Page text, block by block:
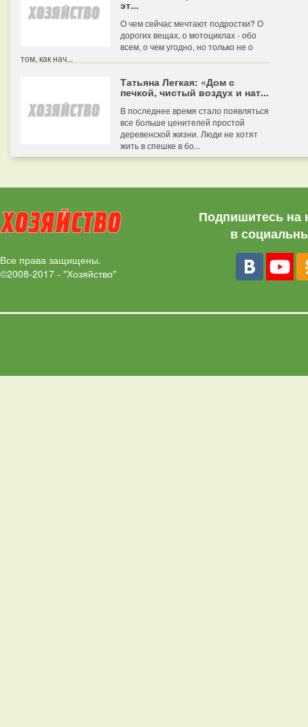
эт...
О чем сейчас мечтают подростки? О
дорогих вещах, о мотоциклах - обо
всем, о чем угодно, но только не о
том, как нач...
Татьяна Легкая: «Дом с
печкой, чистый воздух и нат...
В последнее время стало появляться
все больше ценителей простой
деревенской жизни. Люди не хотят
жить в спешке в бо...
Все права защищены.
©2008-2017 - "Хозяйство"
Подпишитесь на
в